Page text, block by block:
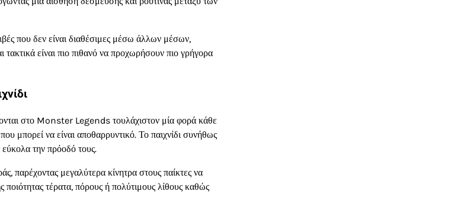
που δεν είναι διαθέσιμες μέσω άλλων μέσων,
τακτικά είναι πιο πιθανό να προχωρήσουν πιο γρήγορα
στο Monster Legends τουλάχιστον μία φορά κάθε
μπορεί να είναι αποθαρρυντικό. Το παιχνίδι συνήθως
εύκολα την πρόοδό τους.
παρέχοντας μεγαλύτερα κίνητρα στους παίκτες να
τέρατα, πόρους ή πολύτιμους λίθους καθώς